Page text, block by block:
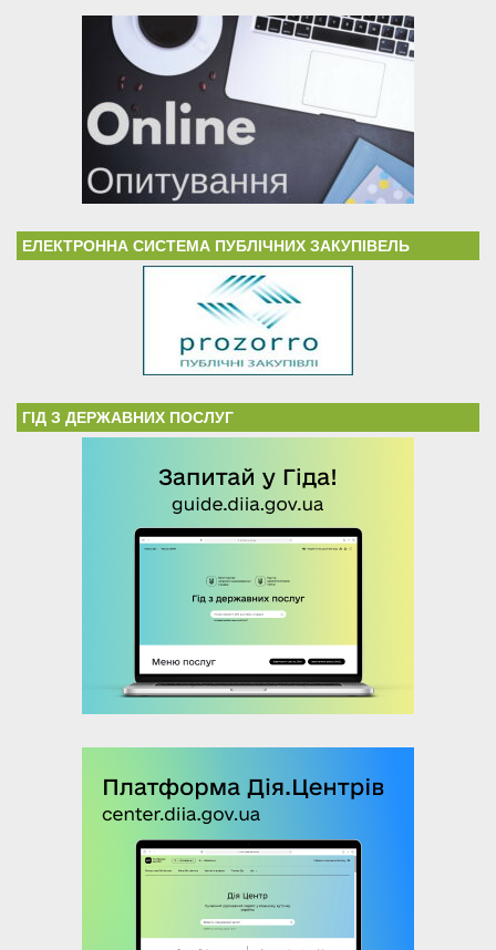
ЕЛЕКТРОННА СИСТЕМА ПУБЛІЧНИХ ЗАКУПІВЕЛЬ
ГІД З ДЕРЖАВНИХ ПОСЛУГ